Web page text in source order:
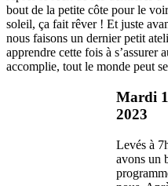
bout de la petite côte pour le
soleil, ça fait rêver ! Et juste
nous faisons un dernier petit
apprendre cette fois à s’assurer
accomplie, tout le monde peut
Mardi
2023
Levés à
avons un